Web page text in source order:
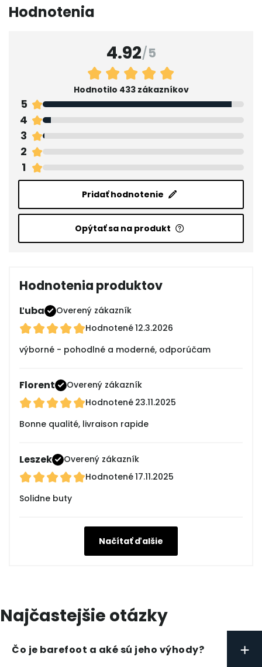
Hodnotenia
4.92/5
Hodnotilo 433 zákazníkov
5
4
3
2
1
Pridať hodnotenie
Opýtať sa na produkt
Hodnotenia produktov
Ľuba
Overený zákazník
Hodnotené12.3.2026
výborné - pohodlné a moderné, odporúčam
Florent
Overený zákazník
Hodnotené 23.11.2025
Bonne qualité, livraison rapide
Leszek
Overený zákazník
Hodnotené17.11.2025
Solidne buty
Načítať ďalšie
Najčastejšie otázky
Čo je barefoot a aké sú jeho výhody? +